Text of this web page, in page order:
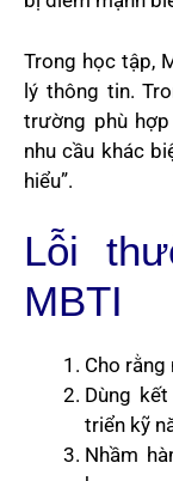
Trong học tập,
lý thông tin.
trường phù
nhu cầu khác
hiểu”.
Lỗi
MBTI
Cho
Dùng
triển kỹ
Nhầm